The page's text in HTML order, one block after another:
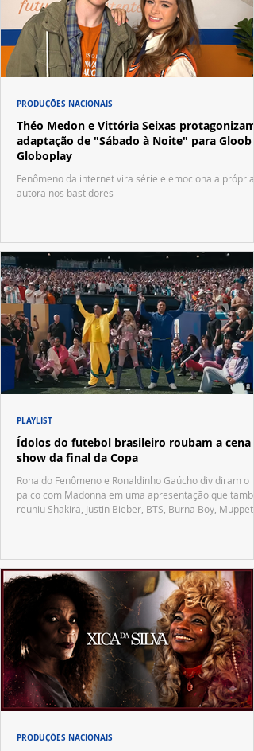
Théo Medon e Vittória Seixas protagonizam
adaptação de "Sábado à Noite" para Gloob e
Globoplay
Fenômeno da internet vira série e emociona a própria
autora nos bastidores
PRODUÇÕES NACIONAIS
Ídolos do futebol brasileiro roubam a cena
show da final da Copa
Ronaldo Fenômeno e Ronaldinho Gaúcho dividiram o
palco com Madonna em uma apresentação que
reuniu Shakira, Justin Bieber, BTS, Burna Boy, Muppets,
PLAYLIST
PRODUÇÕES NACIONAIS